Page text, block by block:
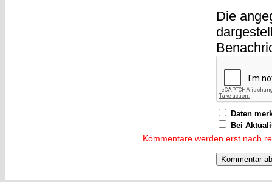
Die
Daten
Bei
Kommentare werden erst nach